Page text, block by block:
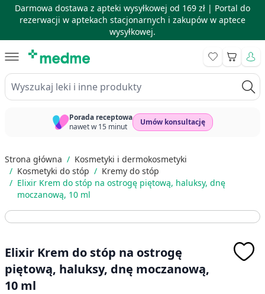
Darmowa dostawa z apteki wysyłkowej od 169 zł | Portal do
rezerwacji w aptekach stacjonarnych i zakupów w aptece
wysyłkowej.
Wyszukaj leki i inne produkty
Koszyk
Porada receptowa
nawet w 15 minut
Umów konsultację
Strona główna / Kosmetyki i dermokosmetyki
/ Kosmetyki do stóp / Kremy do stóp
/ Elixir Krem do stóp na ostrogę piętową, haluksy, dnę
moczanową, 10 ml
Elixir Krem do stóp na ostrogę
piętową, haluksy, dnę moczanową,
10 ml